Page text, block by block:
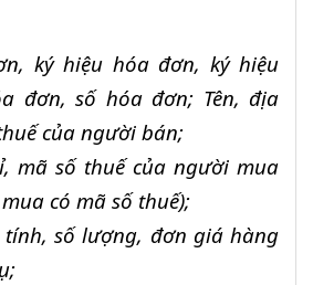
ký hiệu hóa đơn, ký hiệu
đơn, số hóa đơn; Tên, địa
của người bán;
mã số thuế của người mua
có mã số thuế);
tính, số lượng, đơn giá hàng